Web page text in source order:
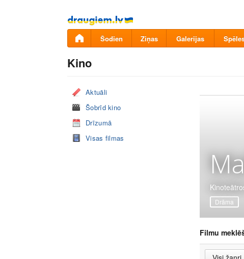
Pāriet
uz
saturu
Šodien Ziņas Galerijas
Kino
Aktuāli
Šobrīd kino
Drīzumā
Visas filmas
Drāma
Filmu